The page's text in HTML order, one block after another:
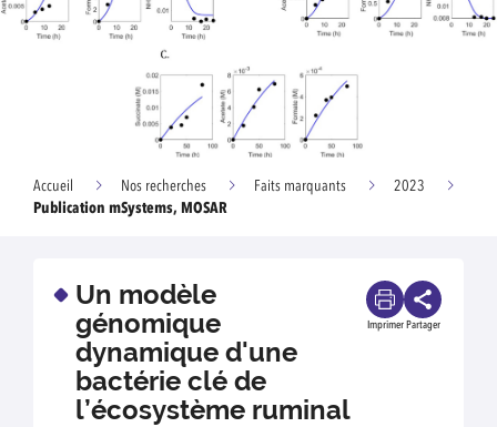
Accueil Nos recherches Faits marquants
2023
Publication mSystems, MOSAR
Un modèle
génomique
dynamique d'une
bactérie clé de
l’écosystème ruminal
Imprimer Partager